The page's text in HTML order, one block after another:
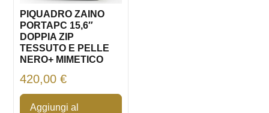
PIQUADRO ZAINO
PORTAPC 15,6″
DOPPIA ZIP
TESSUTO E PELLE
NERO+ MIMETICO
420,00€
Aggiungi al